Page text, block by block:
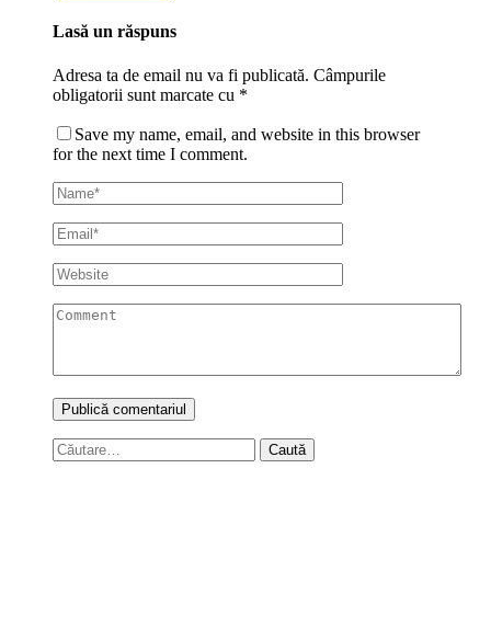
Lasă un răspuns
Adresa ta de email nu va fi publicată. Câmpurile
obligatorii sunt marcate cu *
Save my name, email, and website in this browser
for the next time I comment.
Caută
după: